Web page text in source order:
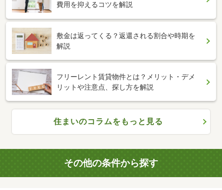
費用を抑えるコツを解説
敷金は返ってくる？返還される割合や時期を
解説
フリーレント賃貸物件とは？メリット・デメ
リットや注意点、探し方を解説
住まいのコラムをもっと見る
その他の条件から探す